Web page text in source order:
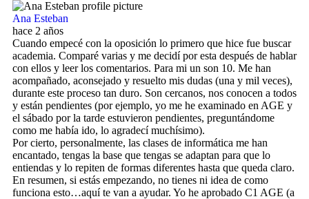
Ana Esteban
hace 2 años
Cuando empecé con la oposición lo primero que hice fue buscar
academia. Comparé varias y me decidí por esta después de hablar
con ellos y leer los comentarios. Para mi un son 10. Me han
acompañado, aconsejado y resuelto mis dudas (una y mil veces),
durante este proceso tan duro. Son cercanos, nos conocen a todos
y están pendientes (por ejemplo, yo me he examinado en AGE y
el sábado por la tarde estuvieron pendientes, preguntándome
como me había ido, lo agradecí muchísimo).
Por cierto, personalmente, las clases de informática me han
encantado, tengas la base que tengas se adaptan para que lo
entiendas y lo repiten de formas diferentes hasta que queda claro.
En resumen, si estás empezando, no tienes ni idea de como
funciona esto…aquí te van a ayudar. Yo he aprobado C1 AGE (a